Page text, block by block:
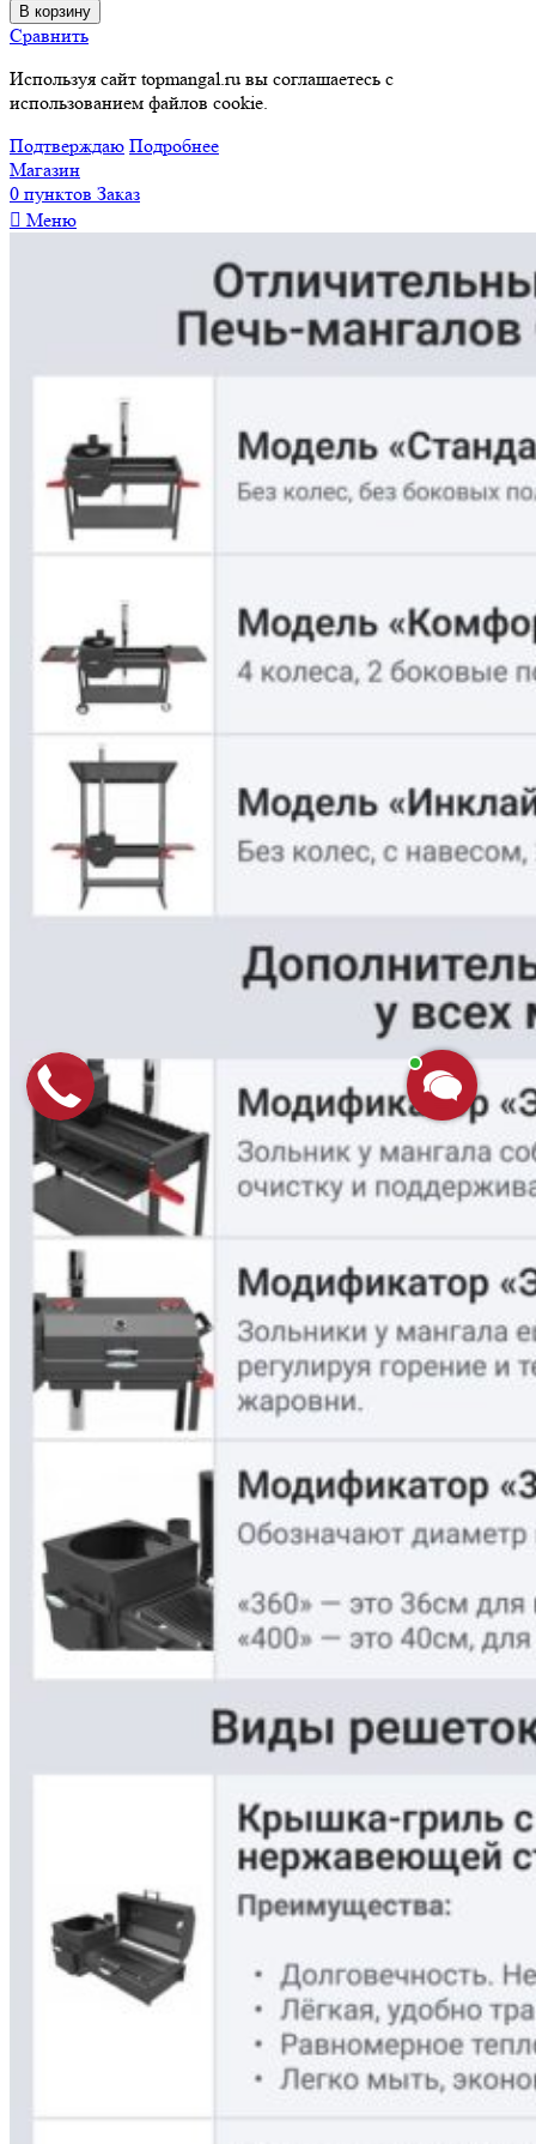
В корзину
Сравнить
Используя сайт topmangal.ru вы соглашаетесь с
использованием файлов cookie.
Подтверждаю Подробнее
Магазин
0 пунктов Заказ
Меню